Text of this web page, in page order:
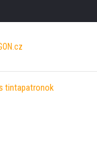
tintapatronok